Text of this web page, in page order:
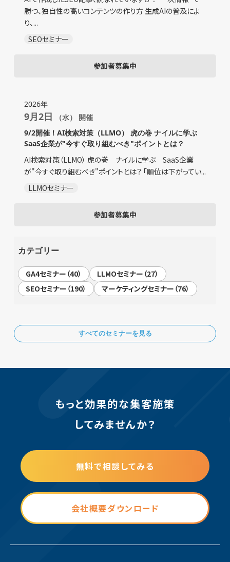
勝つ、独自性の高いコンテンツの作り方 生成AIの普及によ
り、...
SEOセミナー
参加者募集中
2026年
9月2日 （水） 開催
9/2開催！AI検索対策（LLMO） 虎の巻 ナイルに学ぶ
SaaS企業が"今すぐ取り組むべき"ポイントとは？
AI検索対策（LLMO） 虎の巻 ナイルに学ぶ SaaS企業
が"今すぐ取り組むべき"ポイントとは？ 「順位は下がってい...
LLMOセミナー
参加者募集中
カテゴリー
GA4セミナー（40）
LLMOセミナー（27）
SEOセミナー（190）
マーケティングセミナー（76）
すべてのセミナーを見る
もっと効果的な集客施策
してみませんか？
無料で相談してみる
会社概要ダウンロード